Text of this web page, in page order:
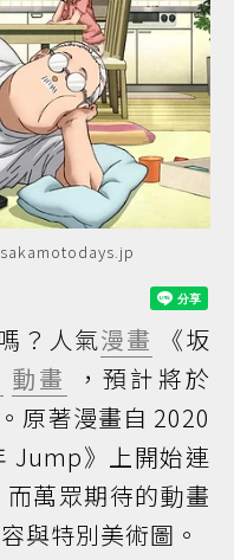
sakamotodays.jp
？人氣漫畫
《坂
動畫
，預計將於
原著漫畫自 2020
Jump》上開始連
萬眾期待的動畫
與特別美術圖。